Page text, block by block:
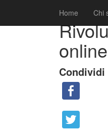
Home Chi
Condividi